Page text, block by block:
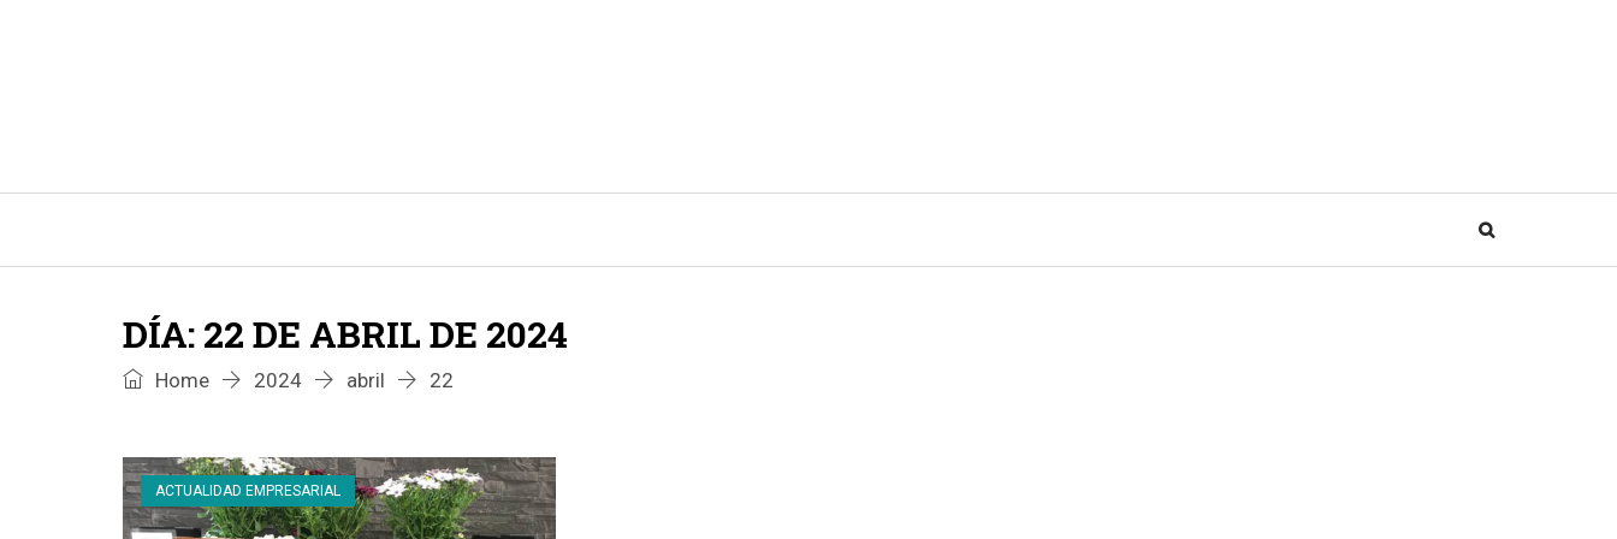
DÍA: 22 DE ABRIL DE 2024
Home 2024 abril 22
ACTUALIDAD EMPRESARIAL